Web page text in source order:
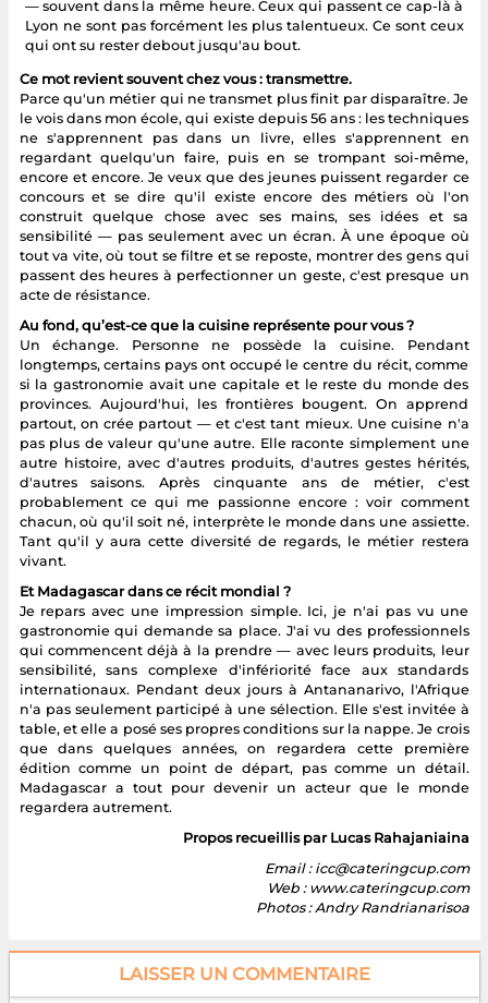
— souvent dans la même heure. Ceux qui passent ce cap-là à
Lyon ne sont pas forcément les plus talentueux. Ce sont ceux
qui ont su rester debout jusqu'au bout.
Ce mot revient souvent chez vous : transmettre.
Parce qu'un métier qui ne transmet plus finit par disparaître. Je
le vois dans mon école, qui existe depuis 56 ans : les techniques
ne s'apprennent pas dans un livre, elles s'apprennent en
regardant quelqu'un faire, puis en se trompant soi-même,
encore et encore. Je veux que des jeunes puissent regarder ce
concours et se dire qu'il existe encore des métiers où l'on
construit quelque chose avec ses mains, ses idées et sa
sensibilité — pas seulement avec un écran. À une époque où
tout va vite, où tout se filtre et se reposte, montrer des gens qui
passent des heures à perfectionner un geste, c'est presque un
acte de résistance.
Au fond, qu’est-ce que la cuisine représente pour vous ?
Un échange. Personne ne possède la cuisine. Pendant
longtemps, certains pays ont occupé le centre du récit, comme
si la gastronomie avait une capitale et le reste du monde des
provinces. Aujourd'hui, les frontières bougent. On apprend
partout, on crée partout — et c'est tant mieux. Une cuisine n'a
pas plus de valeur qu'une autre. Elle raconte simplement une
autre histoire, avec d'autres produits, d'autres gestes hérités,
d'autres saisons. Après cinquante ans de métier, c'est
probablement ce qui me passionne encore : voir comment
chacun, où qu'il soit né, interprète le monde dans une assiette.
Tant qu'il y aura cette diversité de regards, le métier restera
vivant.
Et Madagascar dans ce récit mondial ?
Je repars avec une impression simple. Ici, je n'ai pas vu une
gastronomie qui demande sa place. J'ai vu des professionnels
qui commencent déjà à la prendre — avec leurs produits, leur
sensibilité, sans complexe d'infériorité face aux standards
internationaux. Pendant deux jours à Antananarivo, l'Afrique
n'a pas seulement participé à une sélection. Elle s'est invitée à
table, et elle a posé ses propres conditions sur la nappe. Je crois
que dans quelques années, on regardera cette première
édition comme un point de départ, pas comme un détail.
Madagascar a tout pour devenir un acteur que le monde
regardera autrement.
Propos recueillis par Lucas Rahajaniaina
Email : icc@cateringcup.com
Web : www.cateringcup.com
Photos : Andry Randrianarisoa
LAISSER UN COMMENTAIRE